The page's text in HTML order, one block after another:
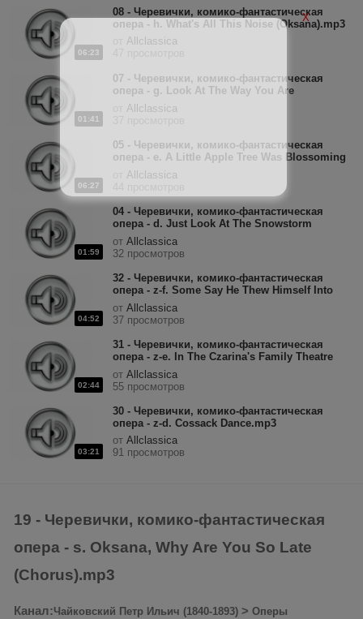
06:23
08 - Черевички, комико-фантастическая
опера - h. What's All This Noise (Oksana).mp3
Allclassica
01:41
07 - Черевички, комико-фантастическая
опера - g. Look At The Way You Are
(Oksana).mp3
Allclassica
06:27
05 - Черевички, комико-фантастическая
опера - e. A Little Apple Tree Was Blossoming
In The Garden (Oksana).mp3
Allclassica
01:59
04 - Черевички, комико-фантастическая
опера - d. Just Look At The Snowstorm
(Oksana) .mp3
от Allclassica
32 просмотров
04:52
32 - Черевички, комико-фантастическая
опера - z-f. Some Say He Thew Himself Into
The River (Solocha).mp3
от Allclassica
37 просмотров
02:44
31 - Черевички, комико-фантастическая
опера - z-e. In The Czarina's Family Theatre
(Master Of Ceremonies).mp3
от Allclassica
55 просмотров
03:21
30 - Черевички, комико-фантастическая
опера - z-d. Cossack Dance.mp3
от Allclassica
91 просмотров
19 - Черевички, комико-фантастическая
опера - s. Oksana, Why Are You So Late
(Chorus).mp3
Канал:Чайковский Петр Ильич (1840-1893) > Оперы
X